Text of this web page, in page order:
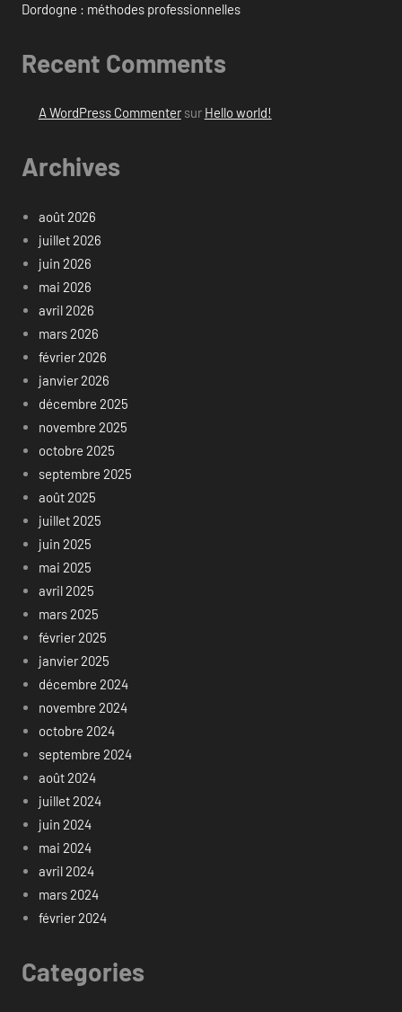
Dordogne : méthodes professionnelles
Recent Comments
A WordPress Commentersur Hello world!
Archives
août 2026
juillet 2026
juin 2026
mai 2026
avril 2026
mars 2026
février 2026
janvier 2026
décembre 2025
novembre 2025
octobre 2025
septembre 2025
août 2025
juillet 2025
juin 2025
mai 2025
avril 2025
mars 2025
février 2025
janvier 2025
décembre 2024
novembre 2024
octobre 2024
septembre 2024
août 2024
juillet 2024
juin 2024
mai 2024
avril 2024
mars 2024
février 2024
Categories